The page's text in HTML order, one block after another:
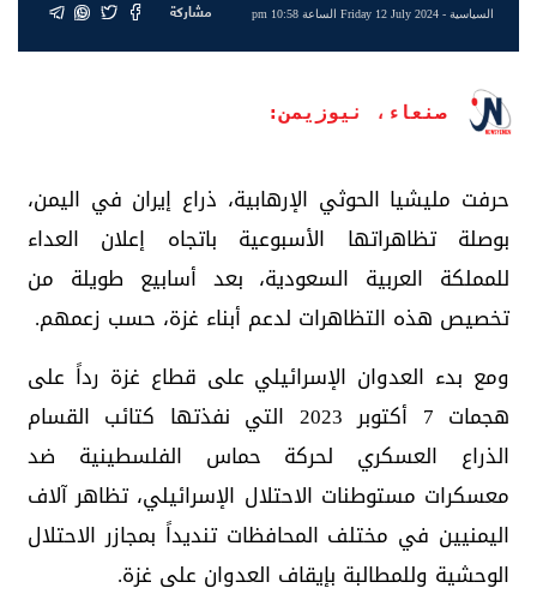
السياسية- Friday 12 July 2024 الساعة 10:58 pm مشاركة
صنعاء، نيوزيمن:
حرفت مليشيا الحوثي الإرهابية، ذراع إيران في اليمن،
بوصلة تظاهراتها الأسبوعية باتجاه إعلان العداء
للمملكة العربية السعودية، بعد أسابيع طويلة من
تخصيص هذه التظاهرات لدعم أبناء غزة، حسب زعمهم.
ومع بدء العدوان الإسرائيلي على قطاع غزة رداً على
هجمات 7 أكتوبر 2023 التي نفذتها كتائب القسام
الذراع العسكري لحركة حماس الفلسطينية ضد
معسكرات مستوطنات الاحتلال الإسرائيلي، تظاهر آلاف
اليمنيين في مختلف المحافظات تنديداً بمجازر الاحتلال
الوحشية وللمطالبة بإيقاف العدوان على غزة.